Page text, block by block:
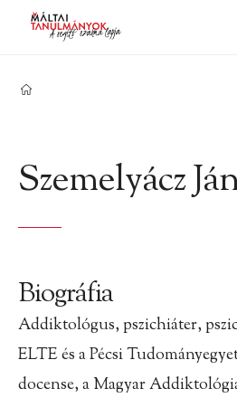
Szemelyácz
Biográfia
Addiktológus, pszichiáter,
ELTE és a Pécsi
docense, a Magyar